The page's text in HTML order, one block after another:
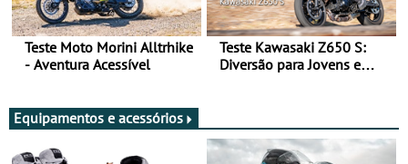
Teste Moto Morini Alltrhike
- Aventura Acessível
Teste Kawasaki Z650 S:
Diversão para Jovens e
Equipamentos e acessórios